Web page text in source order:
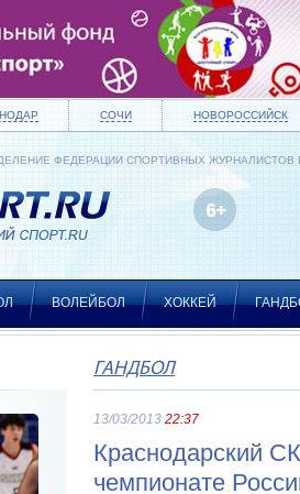
СОЧИ НОВОРОССИЙСК
ФЕДЕРАЦИИ СПОРТИВНЫХ ЖУРНАЛИСТОВ
ВОЛЕЙБОЛ ХОККЕЙ
ГАНДБОЛ
13/03/2013 22:37
Краснодарский
чемпионате